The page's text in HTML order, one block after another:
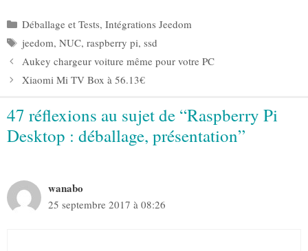
Catégories
Déballage et Tests, Intégrations Jeedom
Étiquettes
jeedom, NUC, raspberry pi, ssd
Aukey chargeur voiture même pour votre PC
Xiaomi Mi TV Box à 56.13€
47 réflexions au sujet de “Raspberry Pi
Desktop : déballage, présentation”
wanabo
25 septembre 2017 à 08:26